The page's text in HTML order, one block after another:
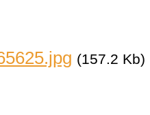
(157.2 Kb)